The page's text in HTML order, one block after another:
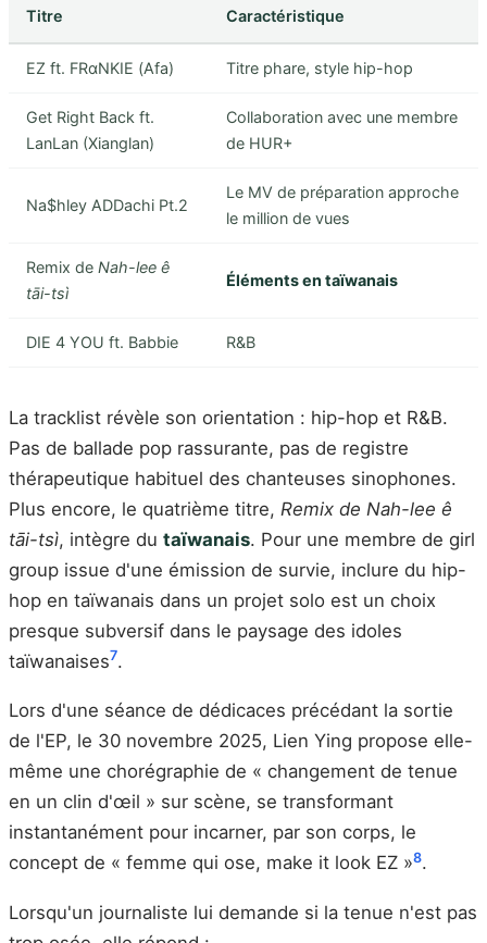
Titre Caractéristique
EZ ft. FRαNKIE (Afa) Titre phare, style hip-hop
Get Right Back ft.
LanLan (Xianglan)
Collaboration avec une membre
de HUR+
Na$hley ADDachi Pt.2
Le MV de préparation approche
le million de vues
Remix de Nah-lee ê
tāi-tsì
Éléments en taïwanais
DIE 4 YOU ft. Babbie R&B
La tracklist révèle son orientation : hip-hop et R&B.
Pas de ballade pop rassurante, pas de registre
thérapeutique habituel des chanteuses sinophones.
Plus encore, le quatrième titre, Remix de Nah-lee ê
tāi-tsì, intègre du taïwanais. Pour une membre de girl
group issue d'une émission de survie, inclure du hip-
hop en taïwanais dans un projet solo est un choix
presque subversif dans le paysage des idoles
taïwanaises7.
Lors d'une séance de dédicaces précédant la sortie
de l'EP, le 30 novembre 2025, Lien Ying propose elle-
même une chorégraphie de « changement de tenue
en un clin d'œil » sur scène, se transformant
instantanément pour incarner, par son corps, le
concept de « femme qui ose, make it look EZ »8.
Lorsqu'un journaliste lui demande si la tenue n'est pas